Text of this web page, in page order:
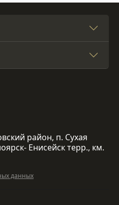
район, п. Сухая
Енисейск терр., км.
данных